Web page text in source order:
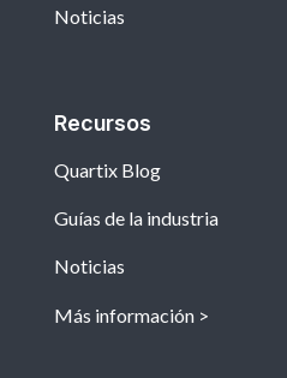
Noticias
Recursos
Quartix Blog
Guías de la industria
Noticias
Más información